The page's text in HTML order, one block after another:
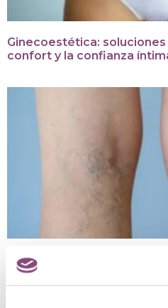
Ginecoestética: soluciones
confort y la confianza
Esclerosis de varices:
esclerosis vascular?